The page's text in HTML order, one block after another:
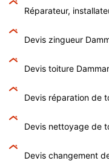
Réparateur,
Devis zingueur
Devis toiture
Devis réparation de
Devis nettoyage de
Devis changement